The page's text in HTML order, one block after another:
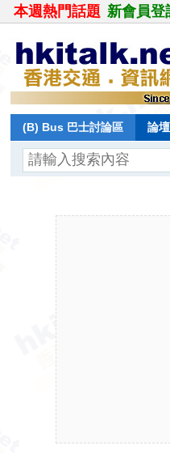
本週熱門話題 新會員登
(B) Bus 巴士討論區 論壇